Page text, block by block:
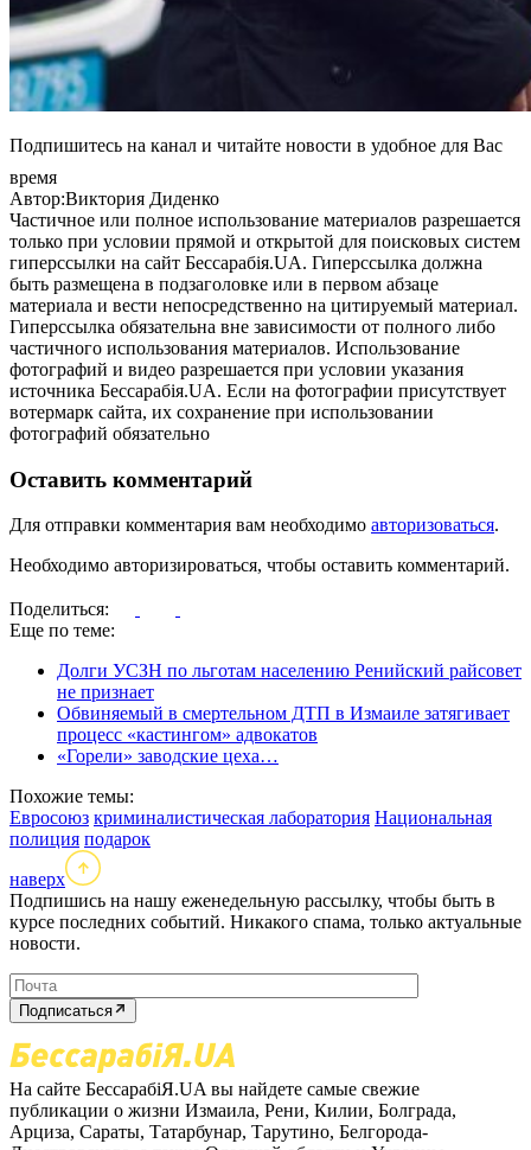
Подпишитесь на канал и читайте новости в удобное для Вас
время
Автор:Виктория Диденко
Частичное или полное использование материалов разрешается
только при условии прямой и открытой для поисковых систем
гиперссылки на сайт Бессарабія.UA. Гиперссылка должна
быть размещена в подзаголовке или в первом абзаце
материала и вести непосредственно на цитируемый материал.
Гиперссылка обязательна вне зависимости от полного либо
частичного использования материалов. Использование
фотографий и видео разрешается при условии указания
источника Бессарабія.UA. Если на фотографии присутствует
вотермарк сайта, их сохранение при использовании
фотографий обязательно
Оставить комментарий
Для отправки комментария вам необходимо авторизоваться.
Необходимо авторизироваться, чтобы оставить комментарий.
Поделиться:
Еще по теме:
Долги УСЗН по льготам населению Ренийский райсовет
не признает
Обвиняемый в смертельном ДТП в Измаиле затягивает
процесс «кастингом» адвокатов
«Горели» заводские цеха…
Похожие темы:
Евросоюз криминалистическая лаборатория Национальная
полиция подарок
наверх
Подпишись на нашу еженедельную рассылку, чтобы быть в
курсе последних событий. Никакого спама, только актуальные
новости.
Подписаться
На сайте БессарабіЯ.UA вы найдете самые свежие
публикации о жизни Измаила, Рени, Килии, Болграда,
Арциза, Сараты, Татарбунар, Тарутино, Белгорода-